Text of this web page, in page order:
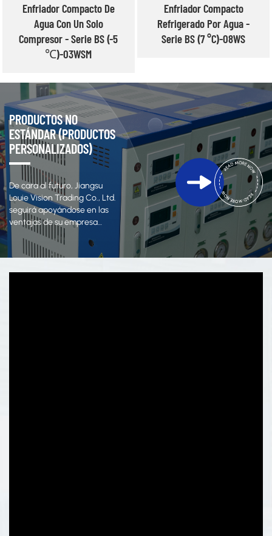
Enfriador Compacto De
Agua Con Un Solo
Compresor - Serie BS (-5
℃)-03WSM
Enfriador Compacto
Refrigerado Por Agua -
Serie BS (7 °C)-08WS
PRODUCTOS NO
ESTÁNDAR (PRODUCTOS
PERSONALIZADOS)
De cara al futuro, Jiangsu
Louie Vision Trading Co., Ltd.
seguirá apoyándose en las
ventajas de su empresa
matriz, enriqueciendo
constantemente su sistema
de productos y esforzándose
por proporcionar equipos de